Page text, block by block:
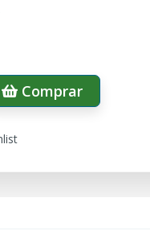
Comprar